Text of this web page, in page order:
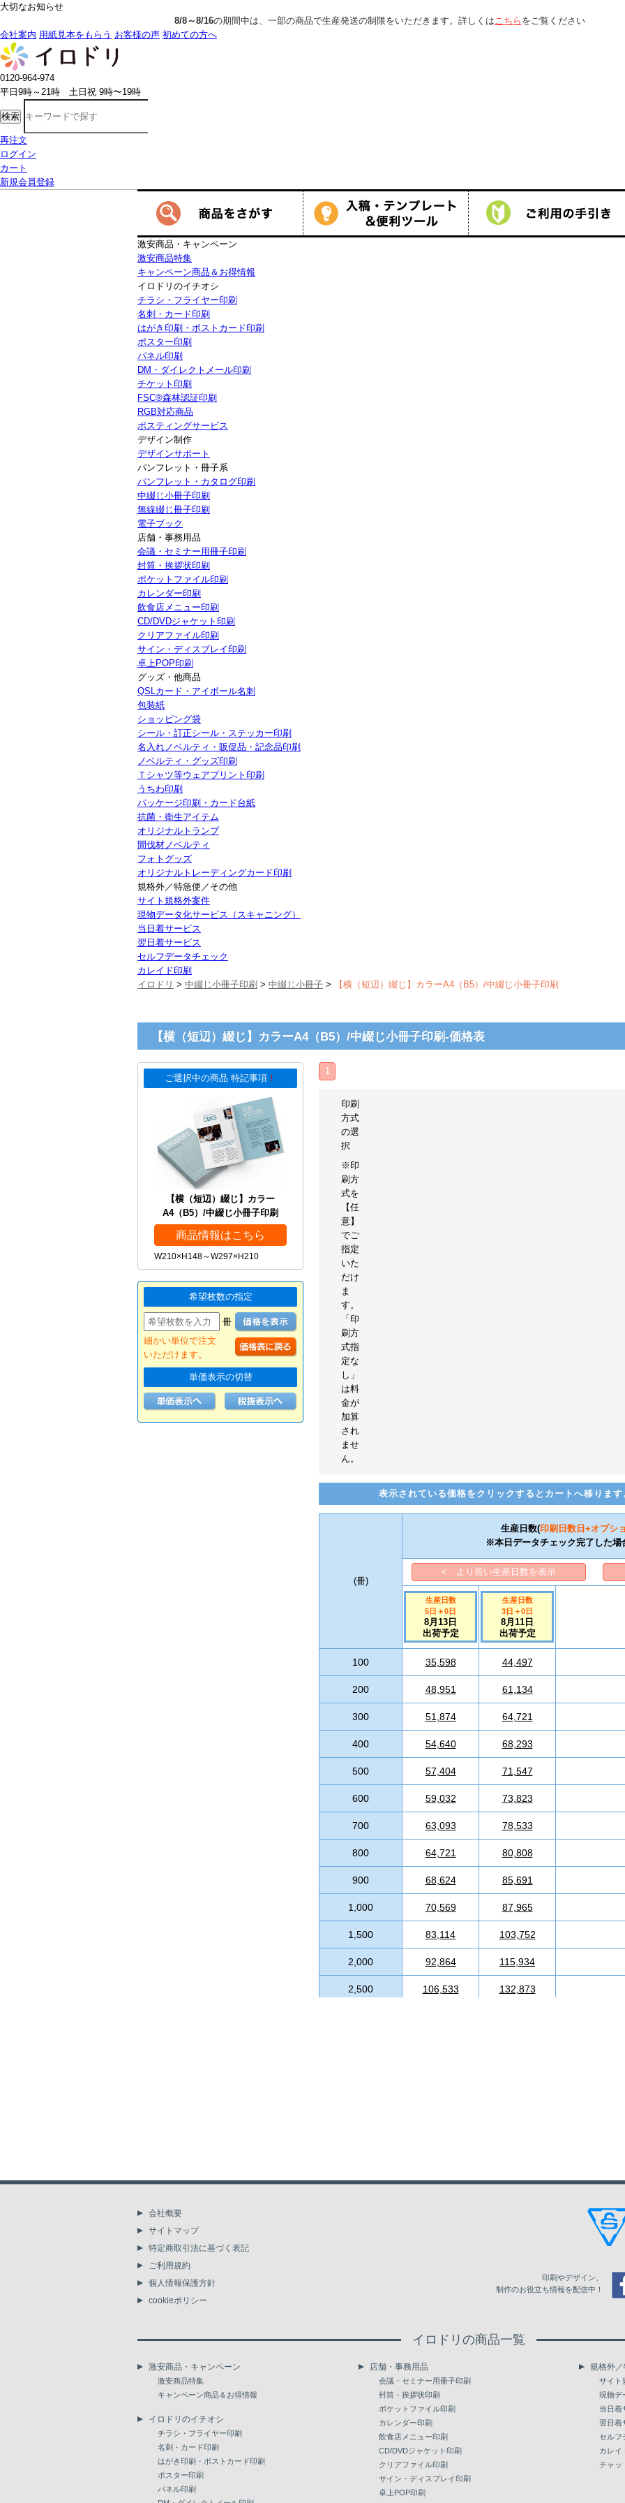
大切なお知らせ
の期間中は、一部の商品で生産発送の制限をいただきます。詳しくはこちらをご覧ください
会社案内 用紙見本をもらう お客様の声 初めての方へ
0120-964-974
平日9時～21時 土日祝 9時〜19時
検索
再注文
ログイン
カート
新規会員登録
激安商品・キャンペーン
激安商品特集
キャンペーン商品＆お得情報
イロドリのイチオシ
チラシ・フライヤー印刷
名刺・カード印刷
はがき印刷・ポストカード印刷
ポスター印刷
パネル印刷
DM・ダイレクトメール印刷
チケット印刷
FSC®森林認証印刷
RGB対応商品
ポスティングサービス
デザイン制作
デザインサポート
パンフレット・冊子系
パンフレット・カタログ印刷
中綴じ小冊子印刷
無線綴じ冊子印刷
電子ブック
店舗・事務用品
会議・セミナー用冊子印刷
封筒・挨拶状印刷
ポケットファイル印刷
カレンダー印刷
飲食店メニュー印刷
CD/DVDジャケット印刷
クリアファイル印刷
サイン・ディスプレイ印刷
卓上POP印刷
グッズ・他商品
QSLカード・アイボール名刺
包装紙
ショッピング袋
シール・訂正シール・ステッカー印刷
名入れノベルティ・販促品・記念品印刷
ノベルティ・グッズ印刷
Ｔシャツ等ウェアプリント印刷
うちわ印刷
パッケージ印刷・カード台紙
抗菌・衛生アイテム
オリジナルトランプ
間伐材ノベルティ
フォトグッズ
オリジナルトレーディングカード印刷
規格外／特急便／その他
サイト規格外案件
現物データ化サービス（スキャニング）
当日着サービス
翌日着サービス
セルフデータチェック
カレイド印刷
イロドリ > 中綴じ小冊子印刷 > 中綴じ小冊子 > 【横（短辺）綴じ】カラーA4（B5）/中綴じ小冊子印刷
【横（短辺）綴じ】カラーA4（B5）/中綴じ小冊子印刷-価格表
ご選択中の商品 特記事項 ！
【横（短辺）綴じ】カラー
A4（B5）/中綴じ小冊子印刷
商品情報はこちら
W210×H148～W297×H210
希望枚数の指定
冊
細かい単位で注文
いただけます。
単価表示の切替
1
印刷
方式
の選
択
※印
刷方
式を
【任
意】
でご
指定
いた
だけ
ま
す。
「印
刷方
式指
定な
し」
は料
金が
加算
され
ませ
ん。
表示されている価格をクリックするとカートへ移ります
(冊)
生産日数(印刷日数 日+オプシ
※本日データチェック完了した場
< より長い生産日数を表示
生産日数
5日 ＋0日
8月13日
出荷予定
生産日数
3日 ＋0日
8月11日
出荷予定
100 35,598 44,497
200 48,951 61,134
300 51,874 64,721
400 54,640 68,293
500 57,404 71,547
600 59,032 73,823
700 63,093 78,533
800 64,721 80,808
900 68,624 85,691
1,000 70,569 87,965
1,500 83,114 103,752
2,000 92,864 115,934
2,500 106,533 132,873
6,000 172,757
9,000 233,293
9,500 243,722
253,630
会社概要
サイトマップ
特定商取引法に基づく表記
ご利用規約
個人情報保護方針
cookieポリシー
印刷やデザイン、
制作のお役立ち情報を配信中！
イロドリの商品一覧
激安商品・キャンペーン
激安商品特集
キャンペーン商品＆お得情報
イロドリのイチオシ
チラシ・フライヤー印刷
名刺・カード印刷
はがき印刷・ポストカード印刷
ポスター印刷
パネル印刷
店舗・事務用品
会議・セミナー用冊子印刷
封筒・挨拶状印刷
ポケットファイル印刷
カレンダー印刷
飲食店メニュー印刷
CD/DVDジャケット印刷
クリアファイル印刷
サイン・ディスプレイ印刷
卓上POP印刷
規格外
サイト
現物デ
当日着
翌日着
セルフ
カレイ
チャッ